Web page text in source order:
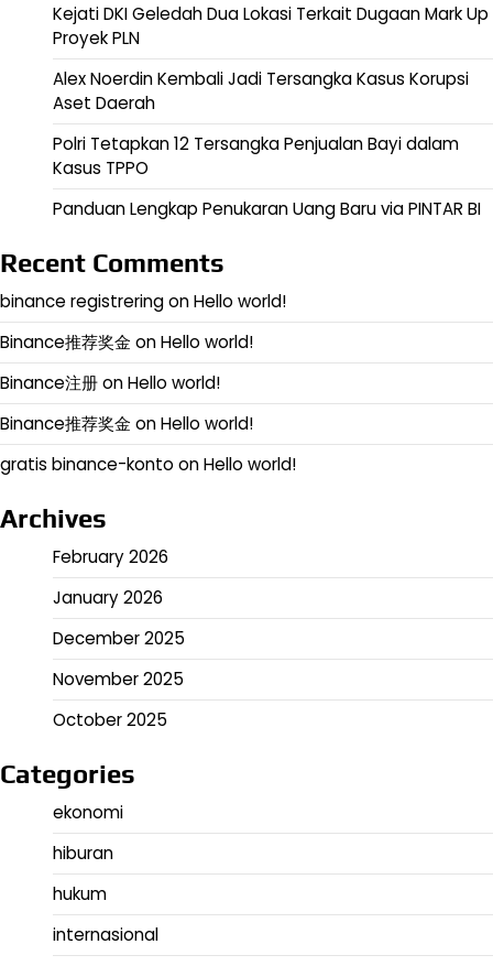
Kejati DKI Geledah Dua Lokasi Terkait Dugaan Mark Up
Proyek PLN
Alex Noerdin Kembali Jadi Tersangka Kasus Korupsi
Aset Daerah
Polri Tetapkan 12 Tersangka Penjualan Bayi dalam
Kasus TPPO
Panduan Lengkap Penukaran Uang Baru via PINTAR BI
Recent Comments
binance registreringonHello world!
Binance推荐奖金 onHello world!
Binance注册onHello world!
Binance推荐奖金 onHello world!
gratis binance-konto onHello world!
Archives
February 2026
January 2026
December 2025
November 2025
October 2025
Categories
ekonomi
hiburan
hukum
internasional